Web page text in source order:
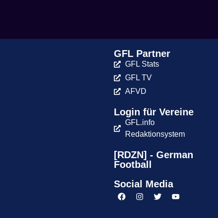
GFL Partner
GFL Stats
GFL TV
AFVD
Login für Vereine
GFL.info
Redaktionsystem
[RDZN] - German
Football
Social Media